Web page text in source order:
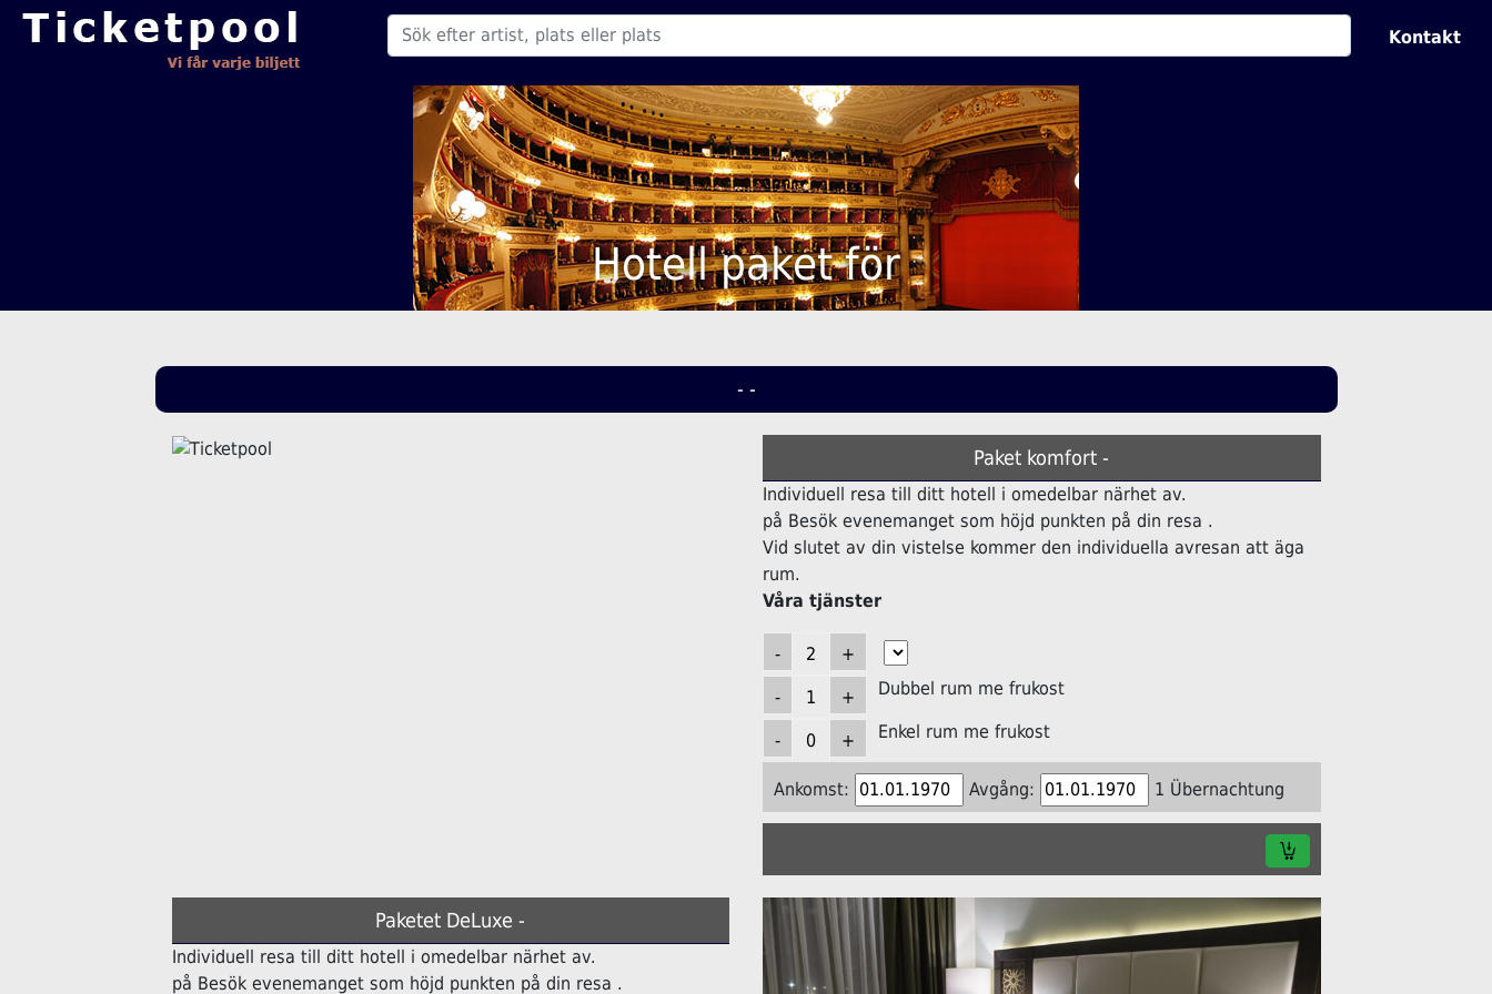
Kontakt
Hotell paket för
- -
Paket komfort -
Individuell resa till ditt hotell i omedelbar närhet av.
på Besök evenemanget som höjd punkten på din resa .
Vid slutet av din vistelse kommer den individuella avresan att äga
rum.
Våra tjänster
Dubbel rum me frukost
Enkel rum me frukost
Ankomst: Avgång: 1 Übernachtung
Paketet DeLuxe -
Individuell resa till ditt hotell i omedelbar närhet av.
på Besök evenemanget som höjd punkten på din resa .